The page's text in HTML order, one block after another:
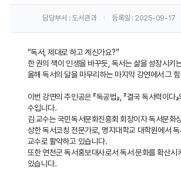
항
게
담당부서 : 도서관과 등록일 : 2025-09-17
“독서, 제대로 하고 계신가요?”
한 권의 책이 인생을 바꾸듯, 독서는 삶을 성장시키
올해 독서의 달을 마무리하는 마지막 강연에서 그
이번 강연의 주인공은 『독공법』, 『결국 독서력이다
수입니다.
김 교수는 국민독서문화진흥회 회장이자 독서문화
상한 독서코칭 전문가로, 명지대학교 대학원에서
교수로 활약하고 있습니다.
또한 연천군 독서홍보대사로서 독서 문화를 확산시
있습니다.